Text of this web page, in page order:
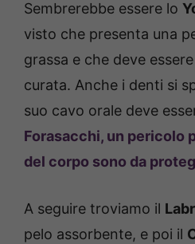
Sembrerebbe essere lo
visto che presenta una
grassa e che deve
curata. Anche i denti si
suo cavo orale deve
Forasacchi, un pericolo
del corpo sono da
A seguire troviamo il
pelo assorbente, e poi il